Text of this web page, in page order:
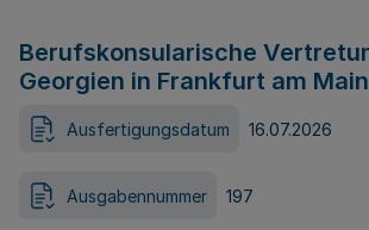
Berufskonsularische
Georgien in Frankfurt am Main
Ausfertigungsdatum 16.07.2026
Ausgabennummer 197